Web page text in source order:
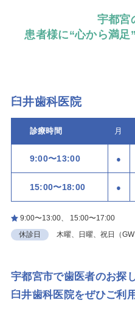
宇都宮
患者様に“心から満
臼井歯科医院
診療時間 月
9:00〜13:00 ●
15:00〜18:00 ●
9:00〜13:00、 15:00〜17:00
休診日
木曜、日曜、祝日（
宇都宮市で歯医者のお探
臼井歯科医院をぜひご利